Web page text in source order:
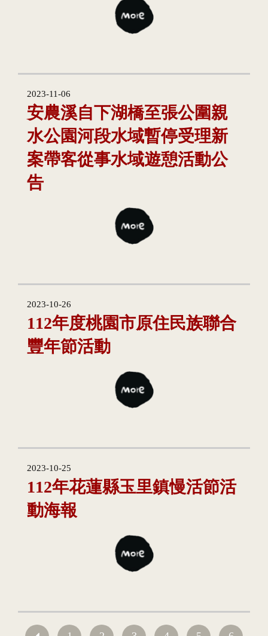
2023-11-06
安農溪自下湖橋至張公圍親
水公園河段水域暫停受理新
案帶客從事水域遊憩活動公
告
2023-10-26
112年度桃園市原住民族聯合
豐年節活動
2023-10-25
112年花蓮縣玉里鎮慢活節活
動海報